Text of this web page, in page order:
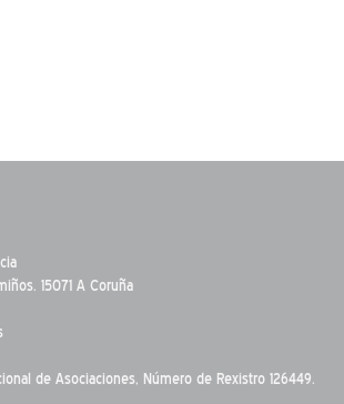
15071 A Coruña
de Asociaciones, Número de Rexistro 126449.